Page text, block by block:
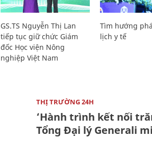
GS.TS Nguyễn Thị Lan
tiếp tục giữ chức Giám
đốc Học viện Nông
nghiệp Việt Nam
Tìm hướng
lịch y tế
THỊ TRƯỜNG 24H
‘Hành trình kết nối
Tổng Đại lý Generali